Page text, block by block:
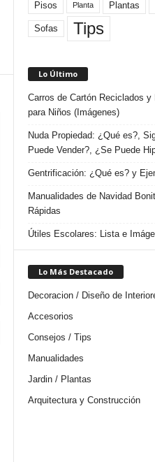
Pisos Planta Plantas
Sofas Tips
Lo Último
Carros de Cartón Reciclados y
para Niños (Imágenes)
Nuda Propiedad: ¿Qué es?,
Puede Vender?, ¿Se Puede
Gentrificación: ¿Qué es? y
Manualidades de Navidad
Rápidas
Útiles Escolares: Lista e
Lo Más Destacado
Decoracion / Diseño de
Accesorios
Consejos / Tips
Manualidades
Jardin / Plantas
Arquitectura y Construcción